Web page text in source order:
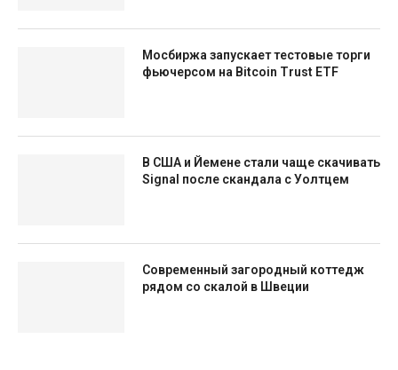
Мосбиржа запускает тестовые торги
фьючерсом на Bitcoin Trust ETF
В США и Йемене стали чаще скачивать
Signal после скандала с Уолтцем
Современный загородный коттедж
рядом со скалой в Швеции